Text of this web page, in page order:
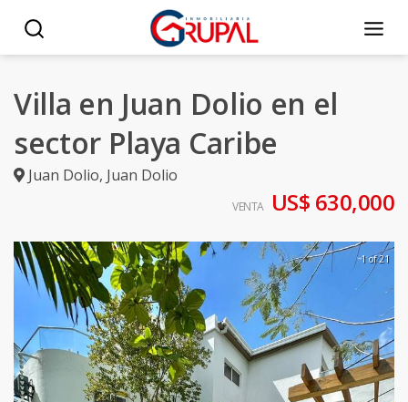
Villa en Juan Dolio en el
sector Playa Caribe
Juan Dolio, Juan Dolio
VENTA US$ 630,000
1 of 21